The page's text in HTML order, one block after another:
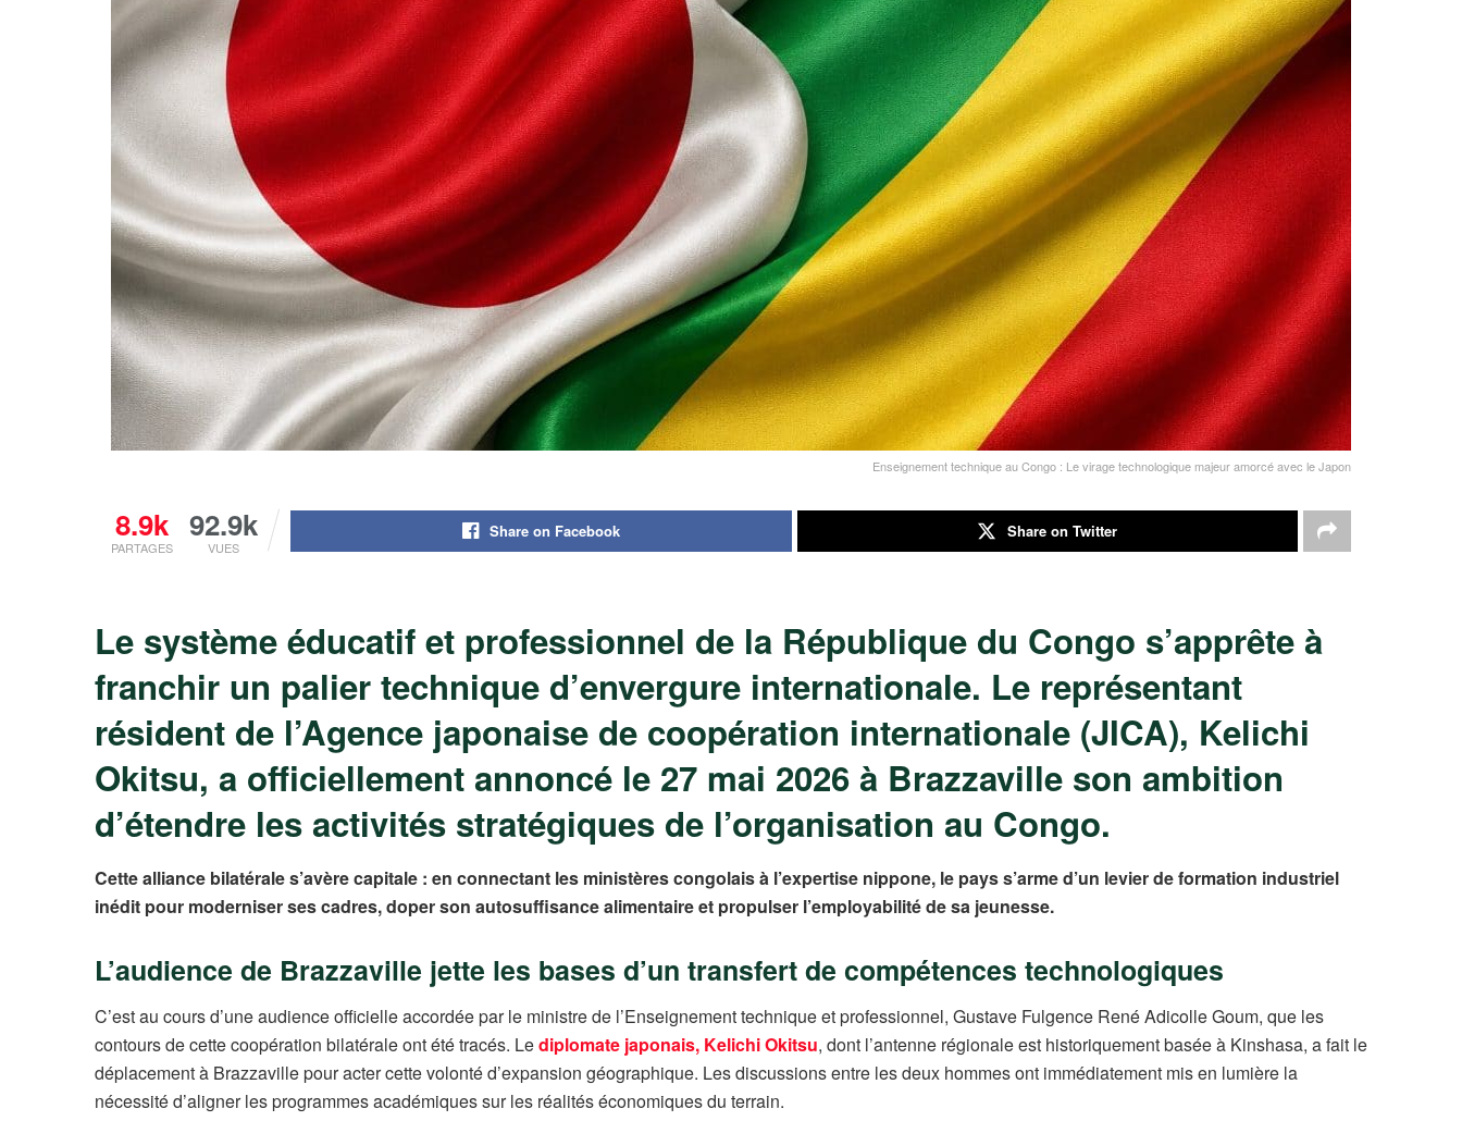
Enseignement technique au Congo : Le virage technologique majeur amorcé avec le Japon
8.9k
PARTAGES
92.9k
VUES
Share on Facebook Share on Twitter
Le système éducatif et professionnel de la République du Congo s’apprête à
franchir un palier technique d’envergure internationale. Le représentant
résident de l’Agence japonaise de coopération internationale (JICA), Kelichi
Okitsu, a officiellement annoncé le 27 mai 2026 à Brazzaville son ambition
d’étendre les activités stratégiques de l’organisation au Congo.
Cette alliance bilatérale s’avère capitale : en connectant les ministères congolais à l’expertise nippone, le pays s’arme d’un levier de formation industriel
inédit pour moderniser ses cadres, doper son autosuffisance alimentaire et propulser l’employabilité de sa jeunesse.
L’audience de Brazzaville jette les bases d’un transfert de compétences technologiques
C’est au cours d’une audience officielle accordée par le ministre de l’Enseignement technique et professionnel, Gustave Fulgence René Adicolle Goum, que les
contours de cette coopération bilatérale ont été tracés. Lediplomate japonais, Kelichi Okitsu, dont l’antenne régionale est historiquement basée à Kinshasa, a fait le
déplacement à Brazzaville pour acter cette volonté d’expansion géographique. Les discussions entre les deux hommes ont immédiatement mis en lumière la
nécessité d’aligner les programmes académiques sur les réalités économiques du terrain.